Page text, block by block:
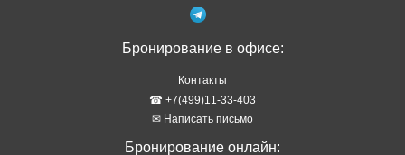
Бронирование в офисе:
Контакты
☎ +7(499)11-33-403
✉ Написать письмо
Бронирование онлайн: